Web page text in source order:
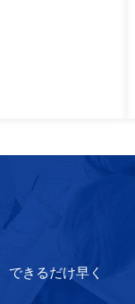
できるだけ早く